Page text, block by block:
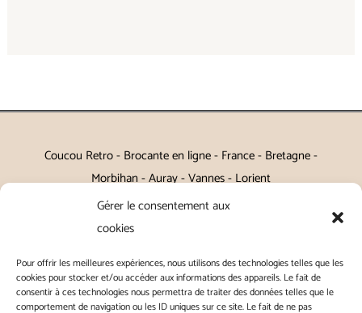
Gérer le consentement aux
cookies
Pour offrir les meilleures expériences, nous utilisons des technologies telles que les
cookies pour stocker et/ou accéder aux informations des appareils. Le fait de
consentir à ces technologies nous permettra de traiter des données telles que le
comportement de navigation ou les ID uniques sur ce site. Le fait de ne pas
Coucou Retro - Brocante en ligne - France - Bretagne -
Morbihan - Auray - Vannes - Lorient
Petits meubles, décoration, miroirs, luminaires, Art de la table
Campagne Chic, Kitch
|Contact|Conditions générales de vente|Conditions